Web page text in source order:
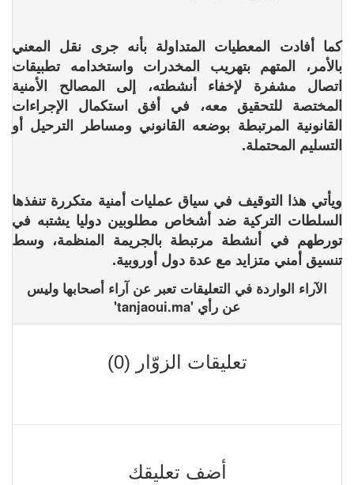
كما أفادت المعطيات المتداولة بأنه جرى نقل المعني
بالأمر، المتهم بتهريب المخدرات واستخدامه تطبيقات
اتصال مشفرة لإخفاء أنشطته، إلى المصالح الأمنية
المختصة للتحقيق معه، في أفق استكمال الإجراءات
القانونية المرتبطة بوضعه القانوني ومساطر الترحيل أو
التسليم المحتملة.
ويأتي هذا التوقيف في سياق عمليات أمنية متكررة تنفذها
السلطات التركية ضد أشخاص مطلوبين دوليا يشتبه في
تورطهم في أنشطة مرتبطة بالجريمة المنظمة، وسط
تنسيق أمني متزايد مع عدة دول أوروبية.
الآراء الواردة في التعليقات تعبر عن آراء أصحابها وليس
عن رأي 'tanjaoui.ma'
تعليقات الزوّار (0)
أضف تعليقك